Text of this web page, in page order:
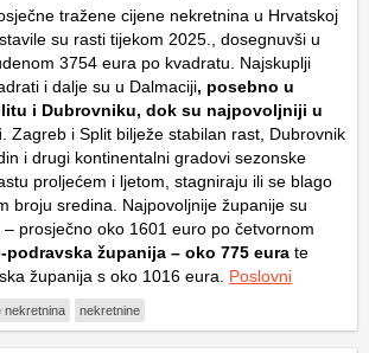
tražene cijene nekretnina u Hrvatskoj
su rasti tijekom 2025., dosegnuvši u
3754 eura po kvadratu. Najskuplji
i dalje su u Dalmaciji, posebno u
i Dubrovniku, dok su najpovoljniji u
. Zagreb i Split bilježe stabilan rast, Dubrovnik
i drugi kontinentalni gradovi sezonske
proljećem i ljetom, stagniraju ili se blago
broju sredina. Najpovoljnije županije su
prosječno oko 1601 euro po četvornom
županija – oko 775 eura te
županija s oko 1016 eura. Poslovni
nekretnina nekretnine